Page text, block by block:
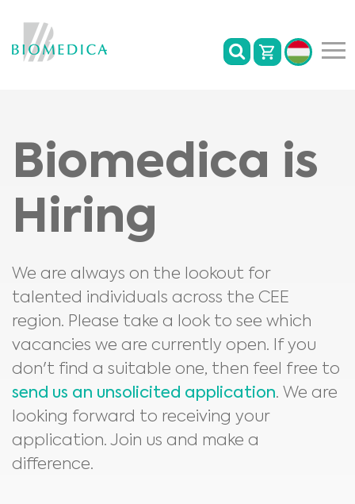
Biomedica is
Hiring
We are always on the lookout for
talented individuals across the CEE
region. Please take a look to see which
vacancies we are currently open. If you
don't find a suitable one, then feel free to
send us an unsolicited application. We are
looking forward to receiving your
application. Join us and make a
difference.